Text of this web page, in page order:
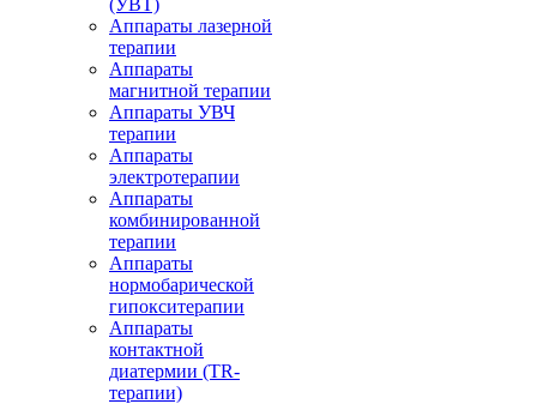
(УВТ)
Аппараты лазерной
терапии
Аппараты
магнитной терапии
Аппараты УВЧ
терапии
Аппараты
электротерапии
Аппараты
комбинированной
терапии
Аппараты
нормобарической
гипокситерапии
Аппараты
контактной
диатермии (TR-
терапии)